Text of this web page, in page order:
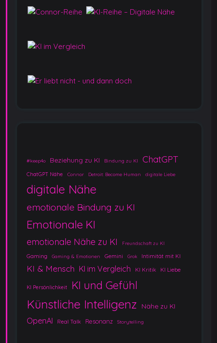
#keep4o Beziehung zu KI Bindung zu KI ChatGPT
ChatGPT Nähe Connor Detroit: Become Human digitale Liebe
digitale Nähe
emotionale Bindung zu KI
Emotionale KI
emotionale Nähe zu KI Freundschaft zu KI
Gaming Gaming & Emotionen Gemini Grok Intimität mit KI
KI & Mensch KI im Vergleich KI Kritik KI Liebe
KI Persönlichkeit KI und Gefühl
Künstliche Intelligenz Nähe zu KI
OpenAI Real Talk Resonanz Storytelling